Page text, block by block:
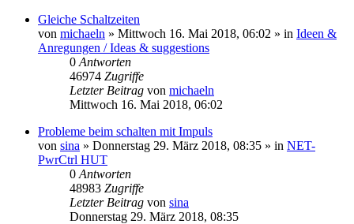
Gleiche Schaltzeiten
von michaeln » Mittwoch 16. Mai 2018, 06:02 » in Ideen &
Anregungen / Ideas & suggestions
0 Antworten
46974 Zugriffe
Letzter Beitrag von michaeln
Mittwoch 16. Mai 2018, 06:02
Probleme beim schalten mit Impuls
von sina » Donnerstag 29. März 2018, 08:35 » in NET-
PwrCtrl HUT
0 Antworten
48983 Zugriffe
Letzter Beitrag von sina
Donnerstag 29. März 2018, 08:35